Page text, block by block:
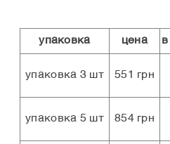
упаковка цена
упаковка 3 шт 551 грн
упаковка 5 шт 854 грн